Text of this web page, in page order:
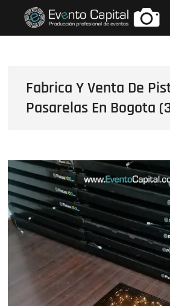
contenido
Fabrica Y Venta De
Pasarelas En Bogota